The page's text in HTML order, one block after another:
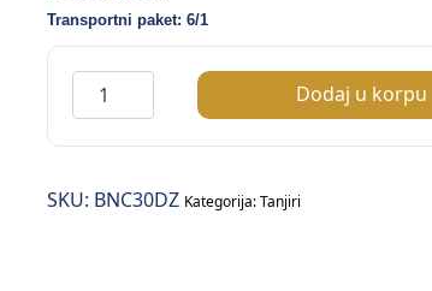
Transportni paket: 6/1
Banquet
tanjir
plitki
količina
Dodaj u korpu
SKU: BNC30DZ Kategorija:Tanjiri